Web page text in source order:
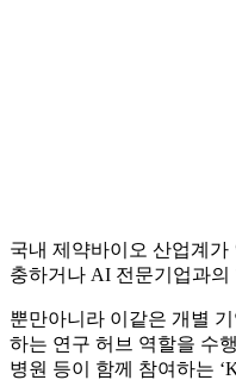
국내 제약바이오 산업계
충하거나 AI 전문기업과
뿐만아니라 이같은 개별
하는 연구 허브 역할을 수
병원 등이 함께 참여하는